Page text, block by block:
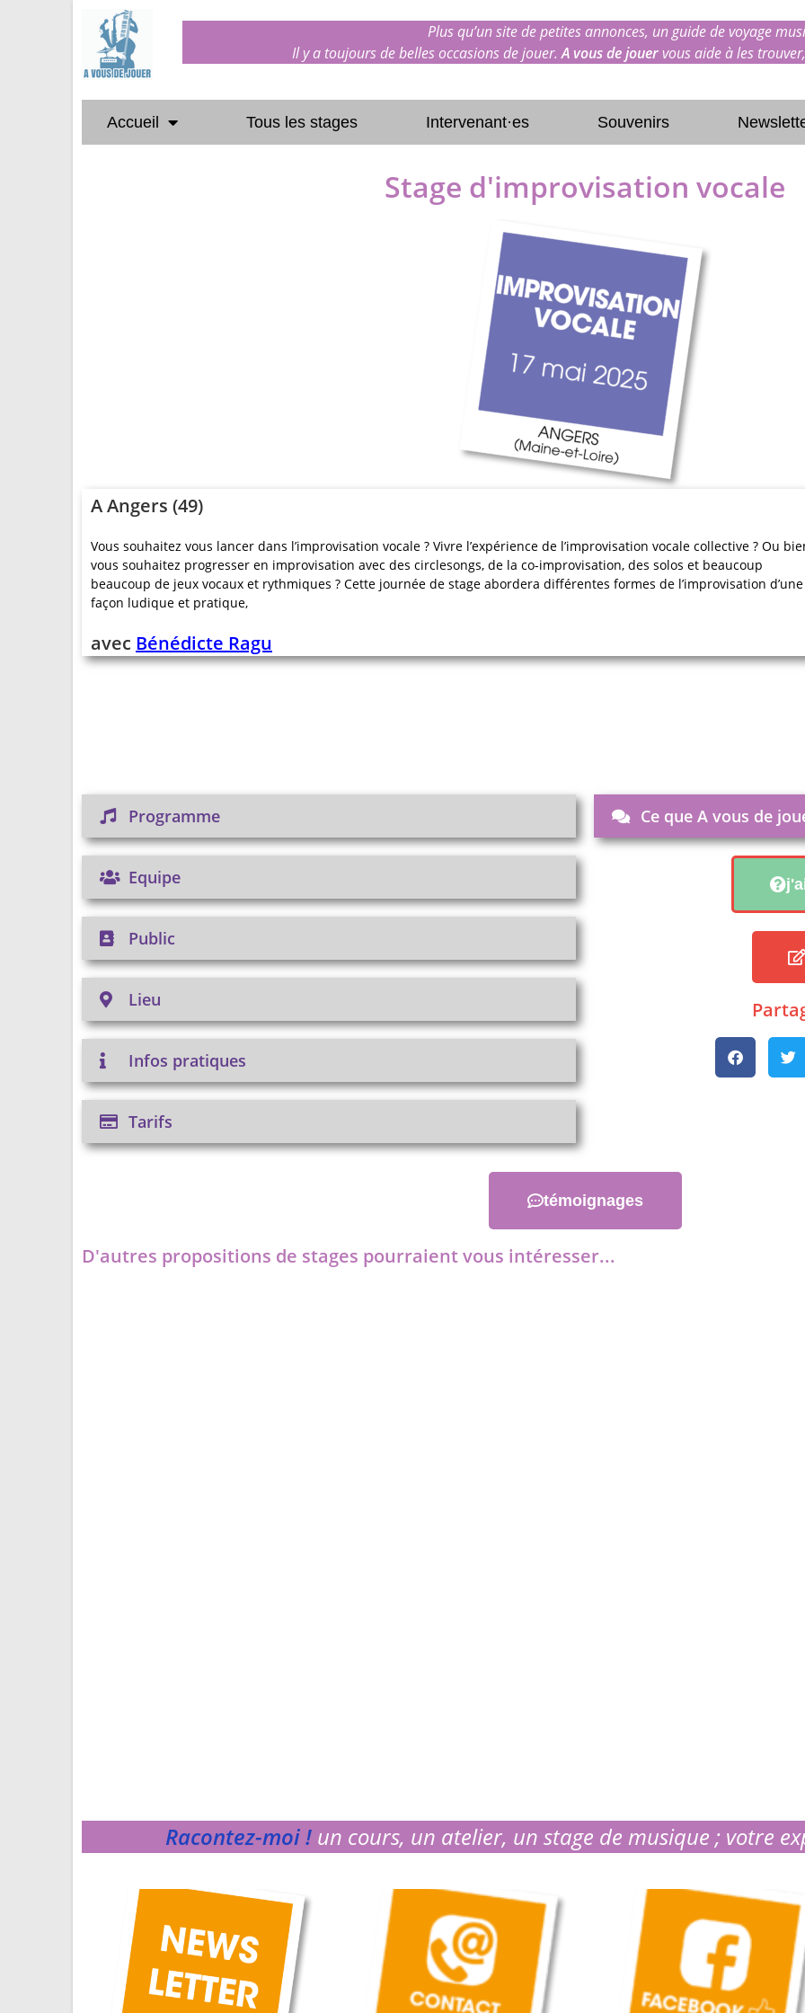
Plus qu’un site de petites annonces, un guide de voyage
Il y a toujours de belles occasions de jouer.A vous de jouervous aide à les
Accueil Tous les stages Intervenant·es Souvenirs
Stage d'improvisation vocale
A Angers (49)
Vous souhaitez vous lancer dans l’improvisation vocale ? Vivre l’expérience de l’improvisation vocale collective ? Ou
vous souhaitez progresser en improvisation avec des circlesongs, de la co-improvisation, des solos et beaucoup
beaucoup de jeux vocaux et rythmiques ? Cette journée de stage abordera différentes formes de l’improvisation d’une
façon ludique et pratique,
avec Bénédicte Ragu
Programme
Equipe
Public
Lieu
Infos pratiques
Tarifs
Ce que A vous de
témoignages
D'autres propositions de stages pourraient vous intéresser...
Racontez-moi ! un cours, un atelier, un stage de musique ; votre